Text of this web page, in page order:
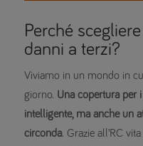
Perché
danni a terzi?
Viviamo in un mondo in
giorno. Una copertura per
intelligente, ma anche un
circonda. Grazie all’RC